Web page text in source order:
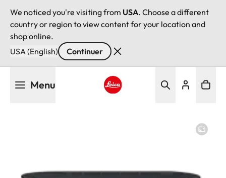
We noticed you're visiting from USA. Choose a different
country or region to view content for your location and
shop online.
USA (English)
Continuer
Menu